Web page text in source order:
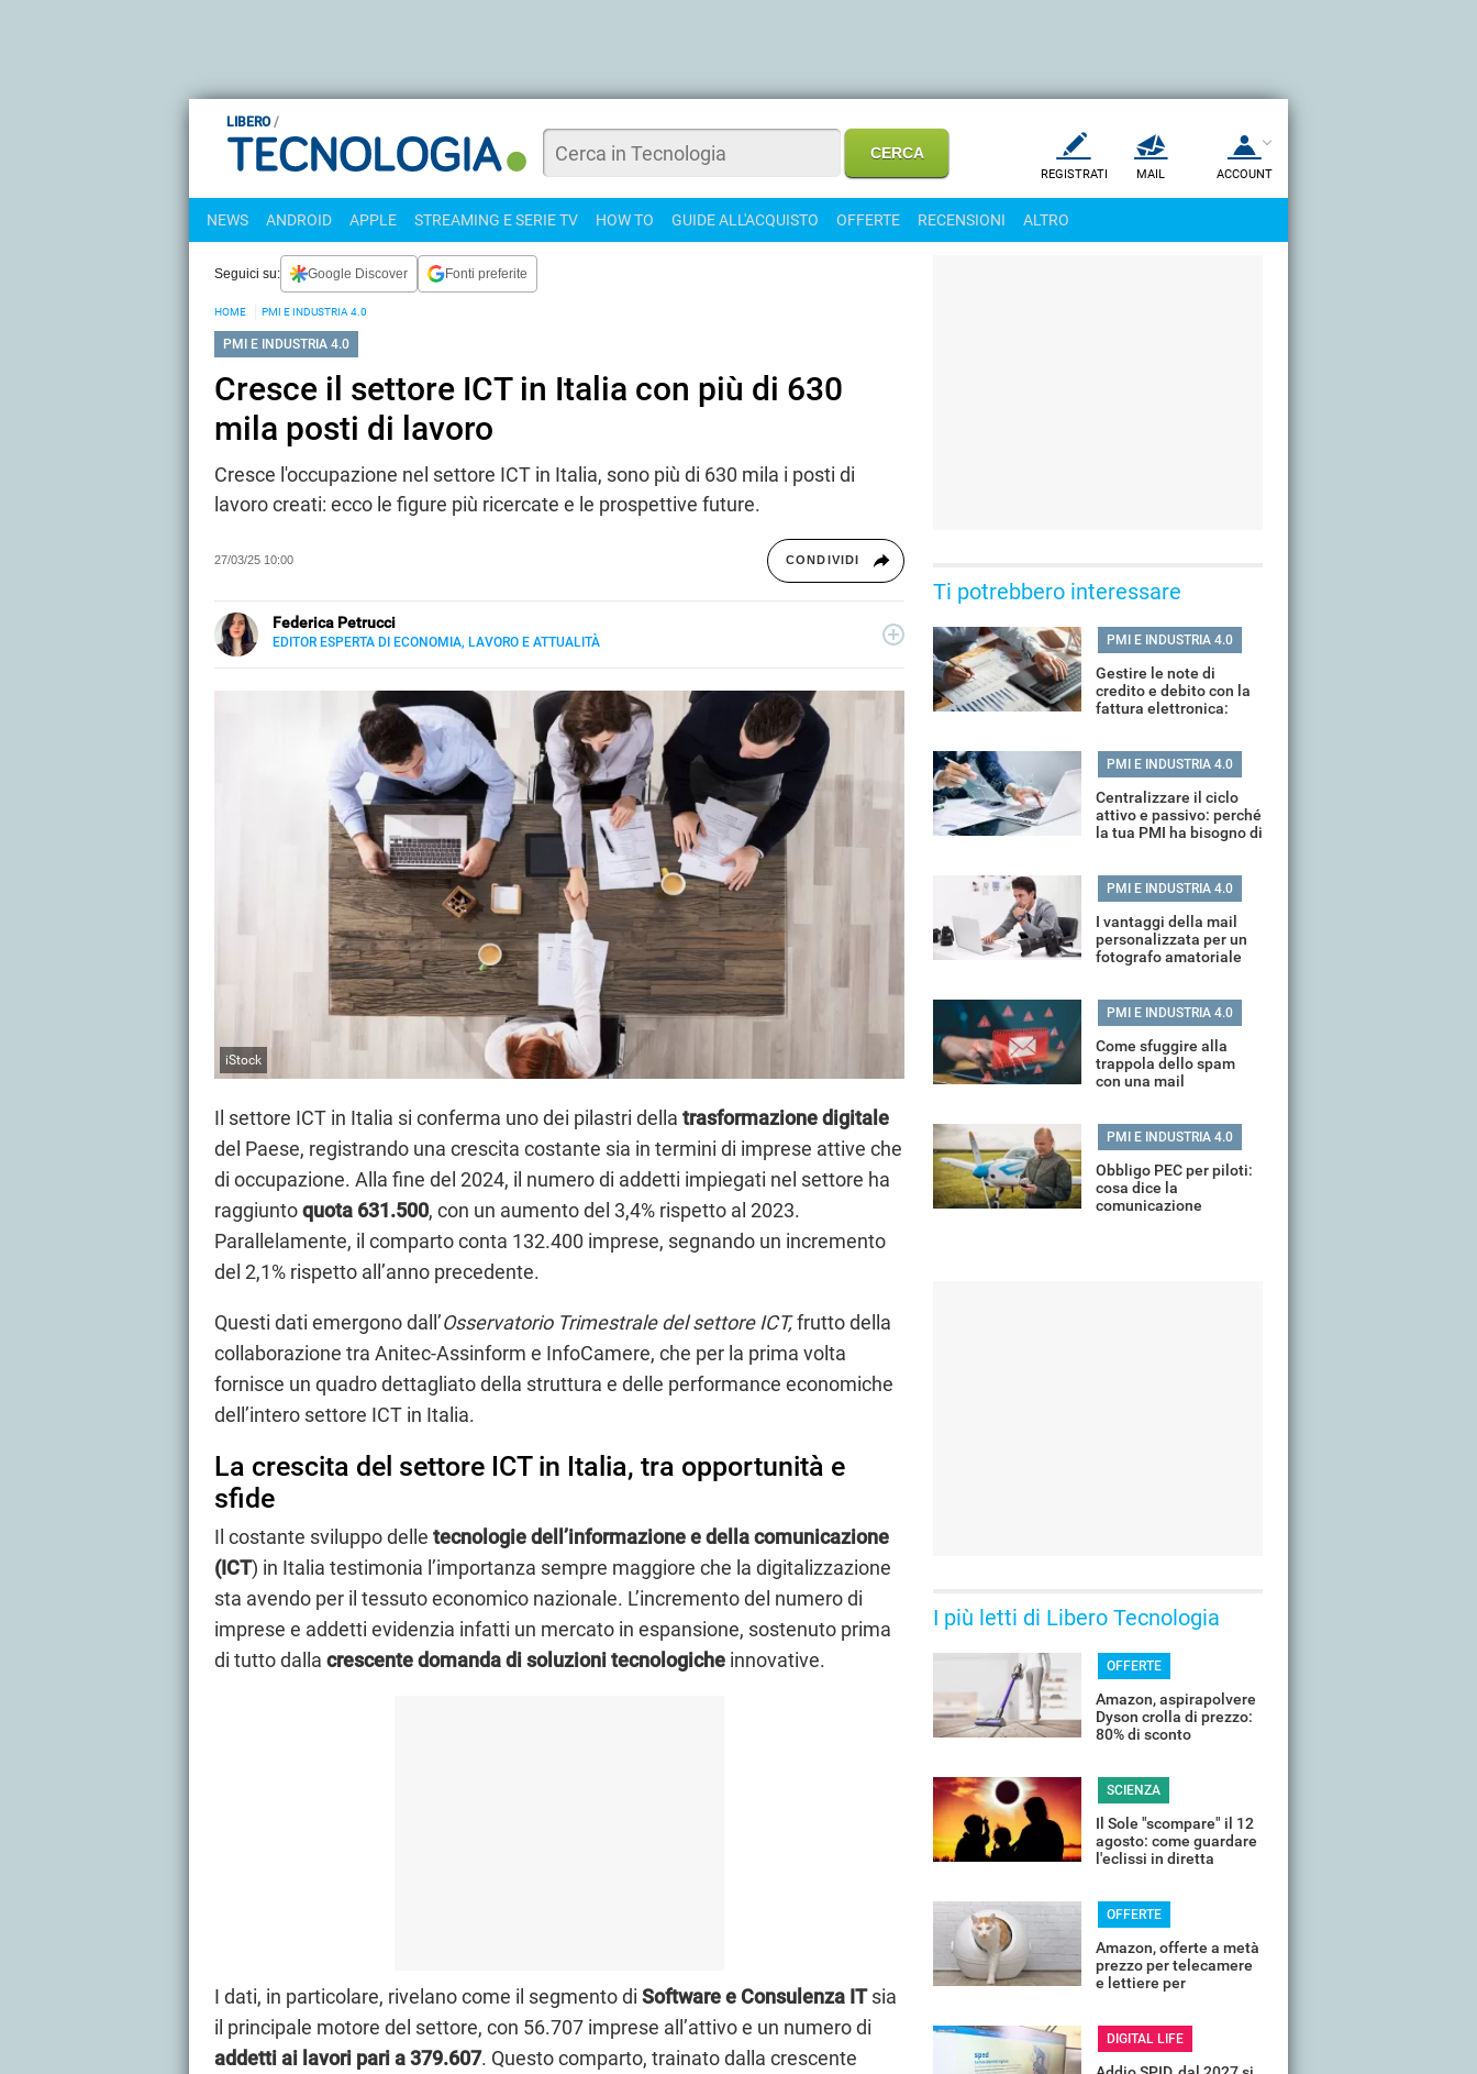
LIBERO
REGISTRATI MAIL ACCOUNT
NEWS ANDROID APPLE STREAMING E SERIE TV HOW TO GUIDE ALL'ACQUISTO OFFERTE RECENSIONI ALTRO
Seguici su: Google Discover Fonti preferite
HOME PMI E INDUSTRIA 4.0
PMI E INDUSTRIA 4.0
Cresce il settore ICT in Italia con più di 630
mila posti di lavoro
Cresce l'occupazione nel settore ICT in Italia, sono più di 630 mila i posti di
lavoro creati: ecco le figure più ricercate e le prospettive future.
27/03/25 10:00 CONDIVIDI
Federica Petrucci
EDITOR ESPERTA DI ECONOMIA, LAVORO E ATTUALITÀ
iStock
Il settore ICT in Italia si conferma uno dei pilastri della trasformazione digitale
del Paese, registrando una crescita costante sia in termini di imprese attive che
di occupazione. Alla fine del 2024, il numero di addetti impiegati nel settore ha
raggiuntoquota 631.500, con un aumento del 3,4% rispetto al 2023.
Parallelamente, il comparto conta 132.400 imprese, segnando un incremento
del 2,1% rispetto all’anno precedente.
Questi dati emergono dall’Osservatorio Trimestrale del settore ICT,frutto della
collaborazione tra Anitec-Assinform e InfoCamere, che per la prima volta
fornisce un quadro dettagliato della struttura e delle performance economiche
dell’intero settore ICT in Italia.
La crescita del settore ICT in Italia, tra opportunità e
sfide
Il costante sviluppo delle tecnologie dell’informazione e della comunicazione
(ICT) in Italia testimonia l’importanza sempre maggiore che la digitalizzazione
sta avendo per il tessuto economico nazionale. L’incremento del numero di
imprese e addetti evidenzia infatti un mercato in espansione, sostenuto prima
di tutto dalla crescente domanda di soluzioni tecnologiche innovative.
I dati, in particolare, rivelano come il segmento di Software e Consulenza ITsia
il principale motore del settore, con 56.707 imprese all’attivo e un numero di
addetti ai lavori pari a 379.607. Questo comparto, trainato dalla crescente
Ti potrebbero interessare
PMI E INDUSTRIA 4.0
Gestire le note di
credito e debito con la
fattura elettronica:
PMI E INDUSTRIA 4.0
Centralizzare il ciclo
attivo e passivo: perché
la tua PMI ha bisogno di
PMI E INDUSTRIA 4.0
I vantaggi della mail
personalizzata per un
fotografo amatoriale
PMI E INDUSTRIA 4.0
Come sfuggire alla
trappola dello spam
con una mail
PMI E INDUSTRIA 4.0
Obbligo PEC per piloti:
cosa dice la
comunicazione
I più letti di Libero Tecnologia
OFFERTE
Amazon, aspirapolvere
Dyson crolla di prezzo:
80% di sconto
SCIENZA
Il Sole "scompare" il 12
agosto: come guardare
l'eclissi in diretta
OFFERTE
Amazon, offerte a metà
prezzo per telecamere
e lettiere per
DIGITAL LIFE